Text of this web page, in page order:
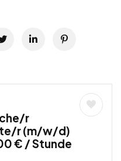
r
r (m/w/d)
€ / Stunde